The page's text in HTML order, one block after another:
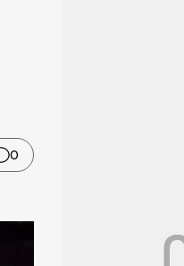
0